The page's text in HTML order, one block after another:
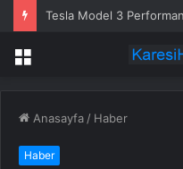
Menü
Anasayfa / Haber
Haber